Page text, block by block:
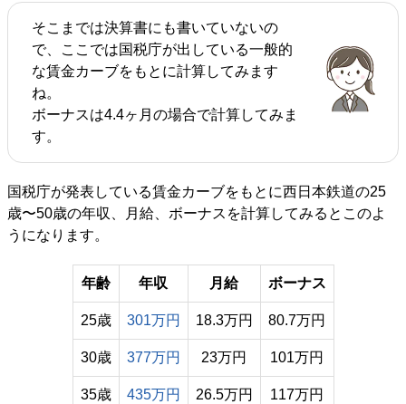
そこまでは決算書にも書いていないの
で、ここでは国税庁が出している一般的
な賃金カーブをもとに計算してみます
ね。
ボーナスは4.4ヶ月の場合で計算してみま
す。
国税庁が発表している賃金カーブをもとに西日本鉄道の25
歳〜50歳の年収、月給、ボーナスを計算してみるとこのよ
うになります。
年齢 年収 月給 ボーナス
25歳 301万円 18.3万円 80.7万円
30歳 377万円 23万円 101万円
35歳 435万円 26.5万円 117万円